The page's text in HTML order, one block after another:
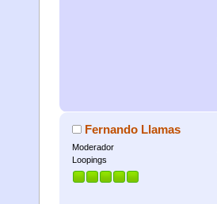
Fernando Llamas
Moderador
Loopings